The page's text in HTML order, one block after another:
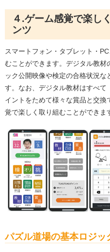
４.ゲーム感覚で楽し
ンツ
スマートフォン・タブレット・
むことができます。デジタル教材
ック公開映像や検定の合格状況な
す。なお、デジタル教材はすべて
イントをためて様々な賞品と交
覚で楽しく取り組むことができま
パズル道場の基本ロジッ